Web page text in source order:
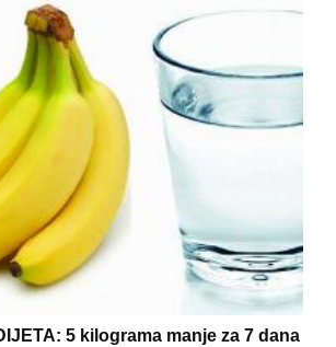
5 kilograma manje za 7 dana